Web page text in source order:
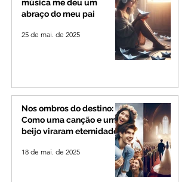
música me deu um
abraço do meu pai
25 de mai. de 2025
Nos ombros do destino:
Como uma canção e um
beijo viraram eternidade
18 de mai. de 2025